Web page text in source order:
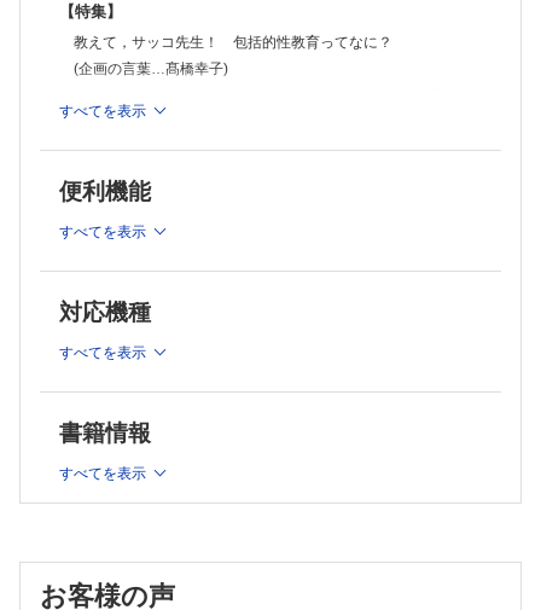
そばにいるよ！ 一緒にため息もつくし ～家庭生活に困難を抱える
子どもの学校での見守り～…髙木幹也
◆てんや・わんや・こどものほんや 第8回
映画と絵本…中藤智幹
リンゴ病の流行 妊婦ができる対策は？…坂本昌彦
【特集】
教えて，サッコ先生！ 包括的性教育ってなに？
(企画の言葉…髙橋幸子)
尊重を基盤に～…渡辺大輔
4 男子への性教育～男子も知りたい学びたい～…櫻井裕子
5 ボディイメージとメディアリテラシー…金子由美子
らった経験の積み重ね～…中井はるの
7 性被害から子どもを守る！～知っておきたい「暴力定規」
～…安發明子
8 性暴力を許さない社会を ～加害者がとらわれる「男らし
9 性暴力の加害者・被害者・傍観者にならないために…星野
貴泰
10 妊娠は計画できる，月経は調整できる…池田裕美枝
11 知らないまま後悔しないで～がんを予防する機会を逃した
の健康を守る～…髙橋幸子
【連 載】
すべてを表示
便利機能
すべてを表示
対応機種
すべてを表示
書籍情報
すべてを表示
お客様の声